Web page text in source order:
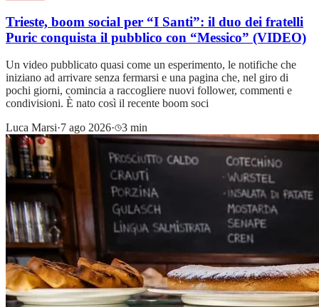
Trieste, boom social per “I Santi”: il duo dei fratelli
Puric conquista il pubblico con “Messico” (VIDEO)
Un video pubblicato quasi come un esperimento, le notifiche che
iniziano ad arrivare senza fermarsi e una pagina che, nel giro di
pochi giorni, comincia a raccogliere nuovi follower, commenti e
condivisioni. È nato così il recente boom soci
Luca Marsi·7 ago 2026· 3 min